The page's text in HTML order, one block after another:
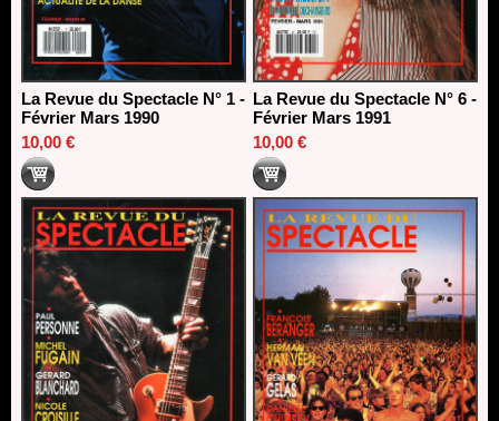
La Revue du Spectacle N° 1 -
Février Mars 1990
10,00 €
La Revue du Spectacle N° 6 -
Février Mars 1991
10,00 €